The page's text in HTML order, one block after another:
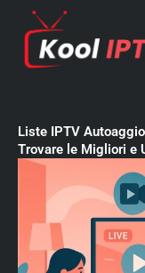
content
Liste IPTV
Trovare le Migliori e